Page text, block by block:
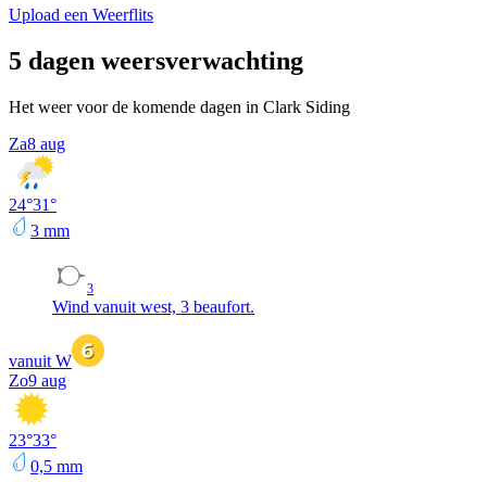
Upload een Weerflits
5 dagen weersverwachting
Het weer voor de komende dagen in Clark Siding
Za8 aug
24°31°
3 mm
3
Wind vanuit west, 3 beaufort.
vanuit W
Zo9 aug
23°33°
0,5 mm